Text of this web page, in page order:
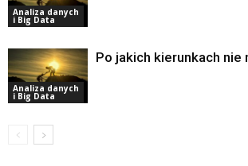
Analiza danych
i Big Data
Analiza danych
i Big Data
Po jakich kierunkach nie